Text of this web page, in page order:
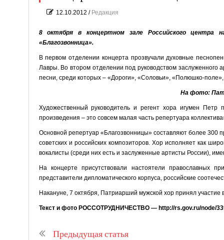
12.10.2012 / Редакция
8 октября в концертном зале Российского центра
«Благозвонница».
В первом отделении концерта прозвучали духовные
Лавры. Во втором отделении под руководством заслуженного
песни, среди которых – «Дороги», «Соловьи», «Полюшко-
На фото:
Художественный руководитель и регент хора игумен
произведения – это совсем малая часть репертуара
Основной репертуар «Благозвонницы» составляют более 300
советских и российских композиторов. Хор исполняет как
вокалисты (среди них есть и заслуженные артисты России),
На концерте присутствовали настоятели православных
представители дипломатического корпуса, российские
Накануне, 7 октября, Патриарший мужской хор принял
Текст и фото РОССОТРУДНИЧЕСТВО — http://rs.gov.ru/node/
Предыдущая статья